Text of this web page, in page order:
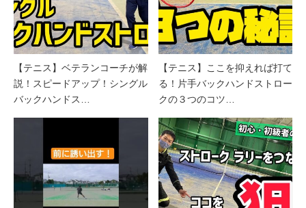
【テニス】ベテランコーチが解
説！スピードアップ！シングル
バックハンドス…
【テニス】ここを抑えれば打て
る！片手バックハンドストロー
クの３つのコツ…